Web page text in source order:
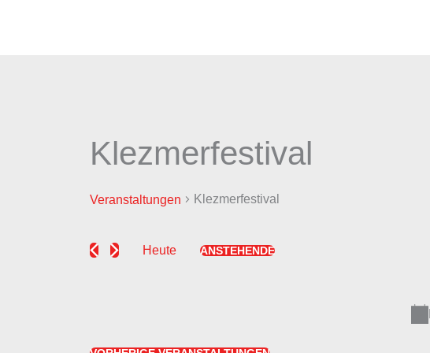
Klezmerfestival
Veranstaltungen Klezmerfestival
Veranstaltungen
Heute ANSTEHENDE